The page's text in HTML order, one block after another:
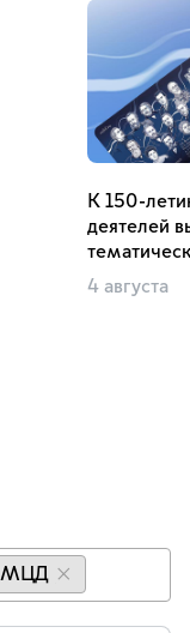
К 150-
деятелей
4 августа
МЦД